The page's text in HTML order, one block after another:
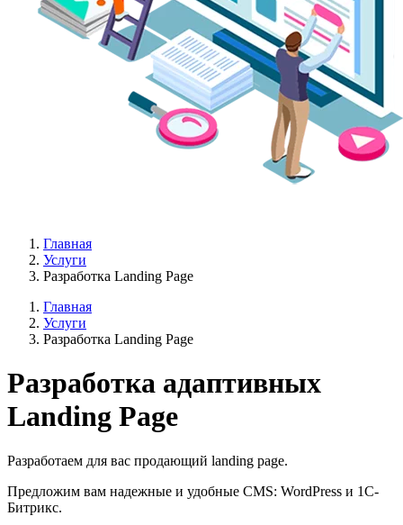
Главная
Услуги
Разработка Landing Page
Главная
Услуги
Разработка Landing Page
Разработка адаптивных
Landing Page
Разработаем для вас продающий landing page.
Предложим вам надежные и удобные CMS: WordPress и 1С-
Битрикс.